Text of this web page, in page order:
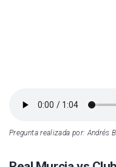
Pregunta realizada por: Andrés